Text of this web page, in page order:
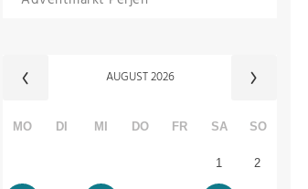
AUGUST2026
MO DI MI DO FR SA SO
1 2